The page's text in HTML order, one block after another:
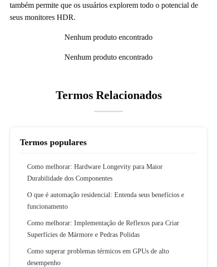
também permite que os usuários explorem todo o potencial de
seus monitores HDR.
Nenhum produto encontrado
Nenhum produto encontrado
Termos Relacionados
Termos populares
Como melhorar: Hardware Longevity para Maior
Durabilidade dos Componentes
O que é automação residencial: Entenda seus benefícios e
funcionamento
Como melhorar: Implementação de Reflexos para Criar
Superfícies de Mármore e Pedras Polidas
Como superar problemas térmicos em GPUs de alto
desempenho